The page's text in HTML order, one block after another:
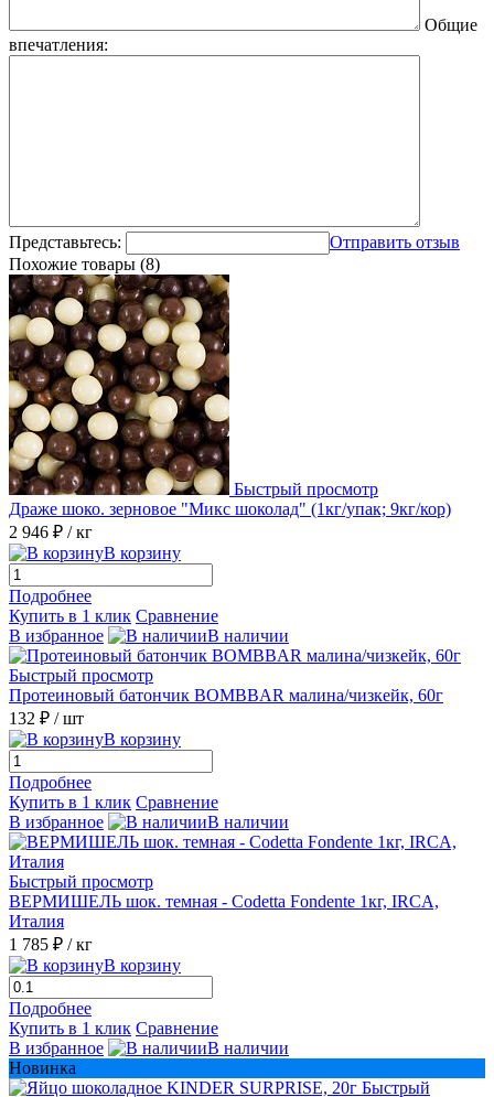
Общие
впечатления:
Представьтесь:
Отправить отзыв
Похожие товары (8)
Быстрый просмотр
Драже шоко. зерновое "Микс шоколад" (1кг/упак; 9кг/кор)
2 946 ₽ / кг
В корзину
Подробнее
Купить в 1 клик Сравнение
В избранное
В наличии
Быстрый просмотр
Протеиновый батончик BOMBBAR малина/чизкейк, 60г
132 ₽ / шт
В корзину
Подробнее
Купить в 1 клик Сравнение
В избранное
В наличии
Быстрый просмотр
ВЕРМИШЕЛЬ шок. темная - Codetta Fondente 1кг, IRCA,
Италия
1 785 ₽ / кг
В корзину
Подробнее
Купить в 1 клик Сравнение
В избранное
В наличии
Новинка
Быстрый